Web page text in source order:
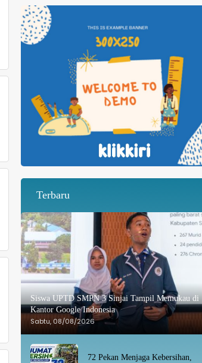
Terbaru
Siswa UPTD SMPN 3 Sinjai Tampil Memukau di
Kantor Google Indonesia
Sabtu, 08/08/2026
72 Pekan Menjaga Kebersihan,